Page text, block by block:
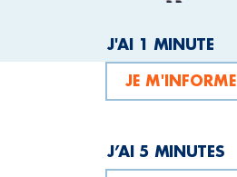
J'AI 1 MINUTE
JE M'INFORME
J’AI 5 MINUTES